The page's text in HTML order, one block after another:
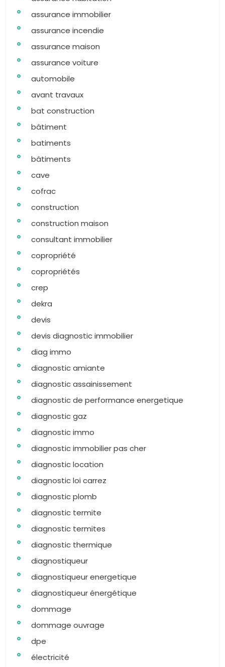
assurance immobilier
assurance incendie
assurance maison
assurance voiture
automobile
avant travaux
bat construction
bâtiment
batiments
bâtiments
cave
cofrac
construction
construction maison
consultant immobilier
copropriété
copropriétés
crep
dekra
devis
devis diagnostic immobilier
diag immo
diagnostic amiante
diagnostic assainissement
diagnostic de performance energetique
diagnostic gaz
diagnostic immo
diagnostic immobilier pas cher
diagnostic location
diagnostic loi carrez
diagnostic plomb
diagnostic termite
diagnostic termites
diagnostic thermique
diagnostiqueur
diagnostiqueur energetique
diagnostiqueur énergétique
dommage
dommage ouvrage
dpe
électricité